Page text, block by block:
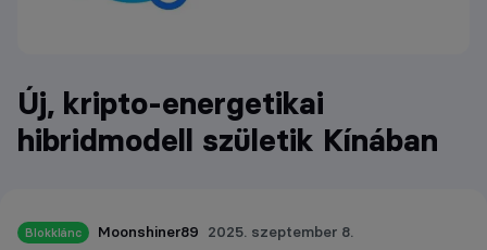
Új, kripto-energetikai
hibridmodell születik Kínában
Blokklánc Moonshiner89 2025. szeptember 8.